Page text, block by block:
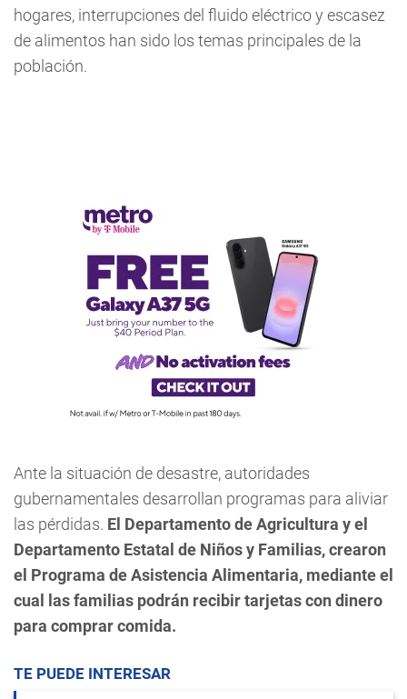
hogares, interrupciones del fluido eléctrico y escasez
de alimentos han sido los temas principales de la
población.
Ante la situación de desastre, autoridades
gubernamentales desarrollan programas para aliviar
las pérdidas. El Departamento de Agricultura y el
Departamento Estatal de Niños y Familias, crearon
el Programa de Asistencia Alimentaria, mediante el
cual las familias podrán recibir tarjetas con dinero
para comprar comida.
TE PUEDE INTERESAR